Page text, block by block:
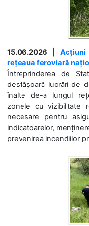
15.06.2026
rețeaua feroviară
Întreprinderea de
desfășoară lucrări de
înalte de-a lungul
zonele cu vizibilitate
necesare pentru
indicatoarelor,
prevenirea incendiilor